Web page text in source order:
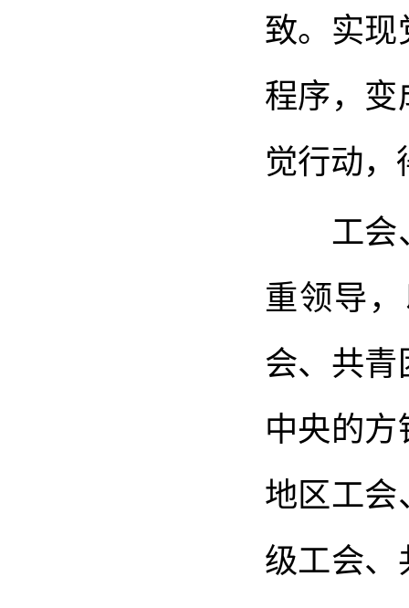
致。实现
程序，变
觉行动，
工会、
重领导
会、共青
中央的
地区工会
级工会、